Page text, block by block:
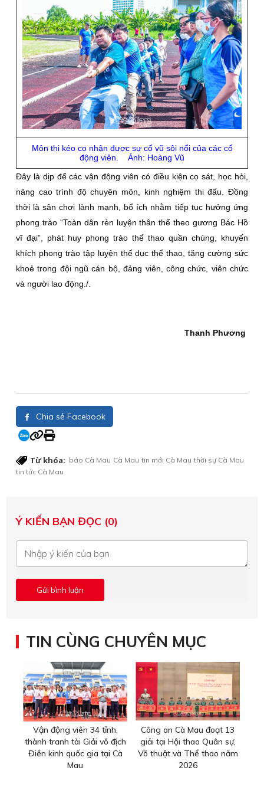
Môn thi kéo co nhận được sự cổ vũ sôi nổi của các cổ
động viên. Ảnh: Hoàng Vũ
Đây là dịp để các vận động viên có điều kiện cọ sát, học hỏi,
nâng cao trình độ chuyên môn, kinh nghiệm thi đấu. Đồng
thời là sân chơi lành mạnh, bổ ích nhằm tiếp tục hưởng ứng
phong trào “Toàn dân rèn luyện thân thể theo gương Bác Hồ
vĩ đại”, phát huy phong trào thể thao quần chúng, khuyến
khích phong trào tập luyện thể dục thể thao, tăng cường sức
khoẻ trong đội ngũ cán bộ, đảng viên, công chức, viên chức
và người lao động./.
Thanh Phương
Chia sẻ Facebook
Từ khóa: báo Cà Mau Cà Mau tin mới Cà Mau thời sự Cà Mau
tin tức Cà Mau
Ý KIẾN BẠN ĐỌC (0)
TIN CÙNG CHUYÊN MỤC
Vận động viên 34 tỉnh,
thành tranh tài Giải vô địch
Điền kinh quốc gia tại Cà
Mau
Công an Cà Mau đoạt 13
giải tại Hội thao Quân sự,
Võ thuật và Thể thao năm
2026